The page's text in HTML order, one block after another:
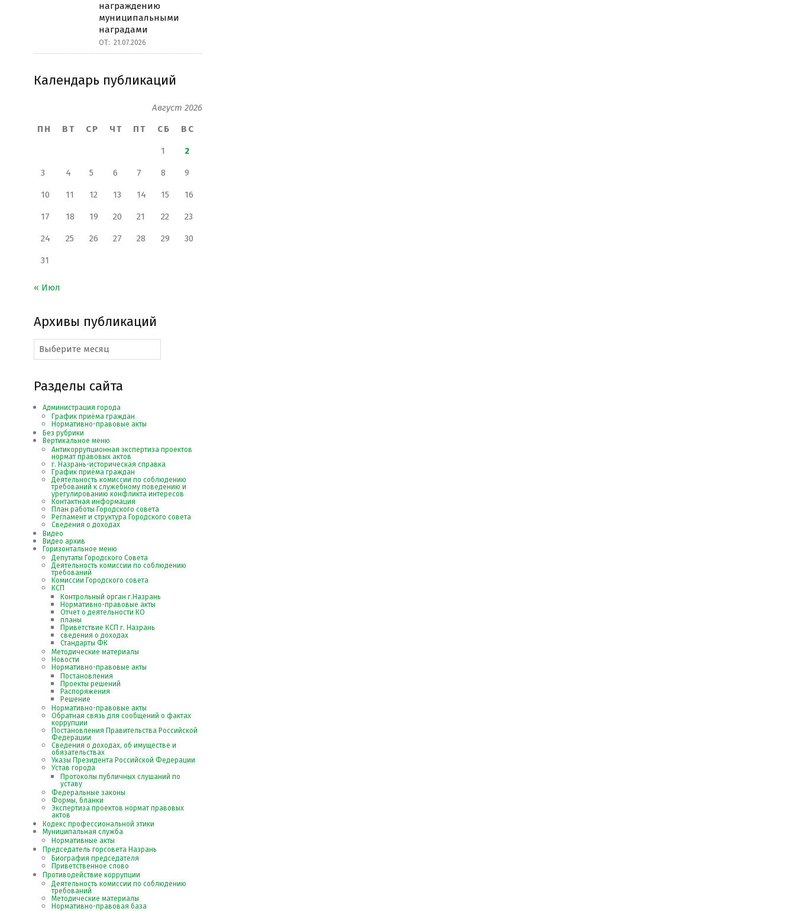
награждению
муниципальными
наградами
ОТ: 21.07.2026
Календарь публикаций
Август 2026
ПН
ВТ СР ЧТ ПТ СБ ВС
1 2
3 4 5 6 7 8 9
10 11 12 13 14 15 16
17 18 19 20 21 22 23
24 25 26 27 28 29 30
31
« Июл
Архивы публикаций
Архивы
публикаций
Разделы сайта
Администрация города
График приёма граждан
Нормативно-правовые акты
Без рубрики
Вертикальное меню
Антикоррупционная экспертиза проектов
нормат правовых актов
г. Назрань-историческая справка
График приёма граждан
Деятельность комиссии по соблюдению
требований к служебному поведению и
урегулированию конфликта интересов
Контактная информация
План работы Городского совета
Регламент и структура Городского совета
Сведения о доходах
Видео
Видео архив
Горизонтальное меню
Депутаты Городского Совета
Деятельность комиссии по соблюдению
требований
Комиссии Городского совета
КСП
Контрольный орган г.Назрань
Нормативно-правовые акты
Отчет о деятельности КО
планы
Приветствие КСП г. Назрань
сведения о доходах
Стандарты ФК
Методические материалы
Новости
Нормативно-правовые акты
Постановления
Проекты решений
Распоряжения
Решение
Нормативно-правовые акты
Обратная связь для сообщений о фактах
коррупции
Постановления Правительства Российской
Федерации
Сведения о доходах, об имуществе и
обязательствах
Указы Президента Российской Федерации
Устав города
Протоколы публичных слушаний по
уставу
Федеральные законы
Формы, бланки
Экспертиза проектов нормат правовых
актов
Кодекс профессиональной этики
Муниципальная служба
Нормативные акты
Председатель горсовета Назрань
Биография председателя
Приветственное слово
Противодействие коррупции
Деятельность комиссии по соблюдению
требований
Методические материалы
Нормативно-правовая база